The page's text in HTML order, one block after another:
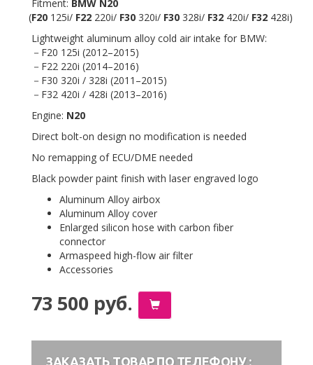
Fitment: BMW N20
(F20 125i/ F22 220i/ F30 320i/ F30 328i/ F32 420i/ F32 428i)
Lightweight aluminum alloy cold air intake for BMW:
－F20 125i (2012–2015)
－F22 220i (2014–2016)
－F30 320i / 328i (2011 –2015)
－F32 420i / 428i (2013–2016)
Engine: N20
Direct bolt-on design no modification is needed
No remapping of ECU/DME needed
Black powder paint finish with laser engraved logo
Aluminum Alloy airbox
Aluminum Alloy cover
Enlarged silicon hose with carbon fiber
connector
Armaspeed high-flow air filter
Accessories
73 500 руб.
ЗАКАЗАТЬ ТОВАР ПО ТЕЛЕФОНУ :